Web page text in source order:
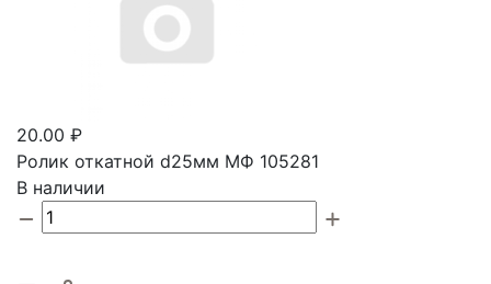
20.00 ₽
Ролик откатной d25мм МФ 105281
В наличии